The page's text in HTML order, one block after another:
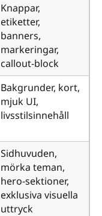
Knappar,
etiketter,
banners,
markeringar,
callout-block
Bakgrunder, kort,
mjuk UI,
livsstilsinnehåll
Sidhuvuden,
mörka teman,
hero-sektioner,
exklusiva visuella
uttryck